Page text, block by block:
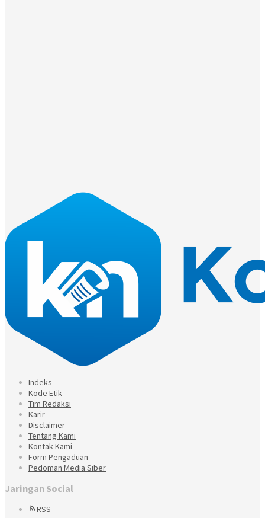
Indeks
Kode Etik
Tim Redaksi
Karir
Disclaimer
Tentang Kami
Kontak Kami
Form Pengaduan
Pedoman Media Siber
Jaringan Social
RSS